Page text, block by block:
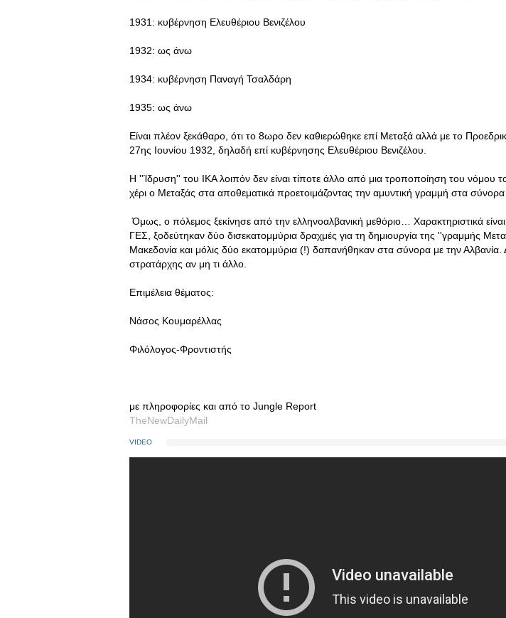
1931: κυβέρνηση Ελευθέριου Βενιζέλου
1932: ως άνω
1934: κυβέρνηση Παναγή Τσαλδάρη
1935: ως άνω
Είναι πλέον ξεκάθαρο, ότι το 8ωρο δεν καθιερώθηκε επί Μεταξά αλλά με το
27ης Ιουνίου 1932, δηλαδή επί κυβέρνησης Ελευθέριου Βενιζέλου.
Η ''Ίδρυση'' του ΙΚΑ λοιπόν δεν είναι τίποτε άλλο από μια τροποποίηση του νόμου
χέρι ο Μεταξάς στα αποθεματικά προετοιμάζοντας την αμυντική γραμμή στα σύνορα
Όμως, ο πόλεμος ξεκίνησε από την ελληνοαλβανική μεθόριο… Χαρακτηριστικά είναι
ΓΕΣ, ξοδεύτηκαν δύο δισεκατομμύρια δραχμές για τη δημιουργία της ''γραμμής
Μακεδονία και μόλις δύο εκατομμύρια (!) δαπανήθηκαν στα σύνορα με την Αλβανία.
στρατάρχης αν μη τι άλλο.
Επιμέλεια θέματος:
Νάσος Κουμαρέλλας
Φιλόλογος-Φροντιστής
με πληροφορίες και από το Jungle Report
TheNewDailyMail
VIDEO